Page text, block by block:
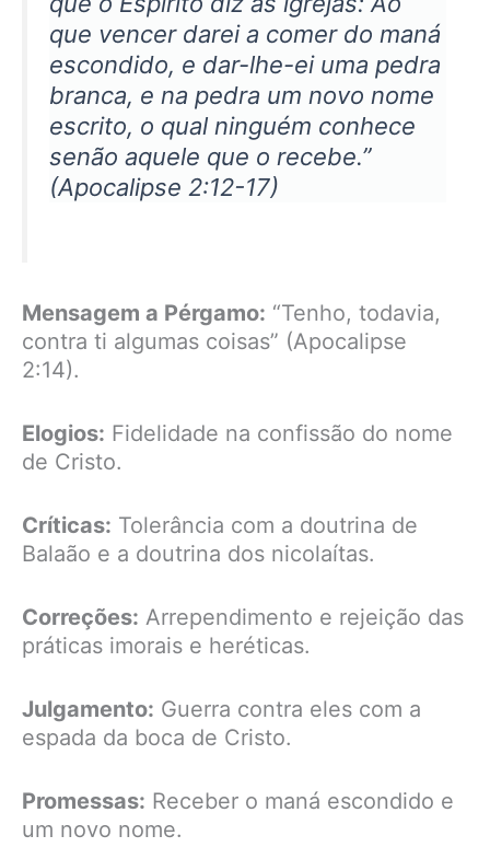
que vencer darei a comer do maná
escondido, e dar-lhe-ei uma pedra
branca, e na pedra um novo nome
escrito, o qual ninguém conhece
senão aquele que o recebe.”
(Apocalipse 2:12-17)
Mensagem a Pérgamo: “Tenho, todavia,
contra ti algumas coisas” (Apocalipse
2:14).
Elogios: Fidelidade na confissão do nome
de Cristo.
Críticas: Tolerância com a doutrina de
Balaão e a doutrina dos nicolaítas.
Correções: Arrependimento e rejeição das
práticas imorais e heréticas.
Julgamento: Guerra contra eles com a
espada da boca de Cristo.
Promessas: Receber o maná escondido e
um novo nome.